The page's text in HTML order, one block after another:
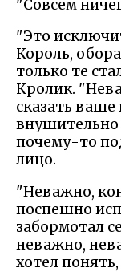
"Совсем
"Это
Король,
только те
Кролик.
сказать
внушительно
почему-то
лицо.
"Неважно,
поспешно
забормотал
неважно,
хотел